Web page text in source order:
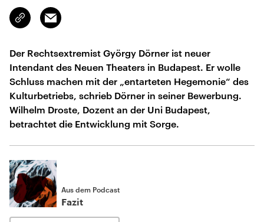
Link
kopieren/teilen
Email
Der Rechtsextremist György Dörner ist neuer
Intendant des Neuen Theaters in Budapest. Er wolle
Schluss machen mit der „entarteten Hegemonie“ des
Kulturbetriebs, schrieb Dörner in seiner Bewerbung.
Wilhelm Droste, Dozent an der Uni Budapest,
betrachtet die Entwicklung mit Sorge.
Aus dem Podcast
Fazit